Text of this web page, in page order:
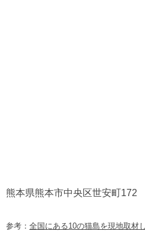
熊本県熊本市中央区世安町172
参考： 全国にある10の猫島を現地取材